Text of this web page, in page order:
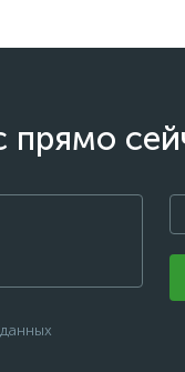
прямо